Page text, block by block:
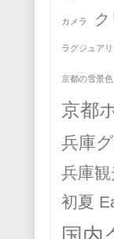
カメラ ク
ラグジュアリ
京都の雪景色
京都
兵庫
兵庫観
初夏